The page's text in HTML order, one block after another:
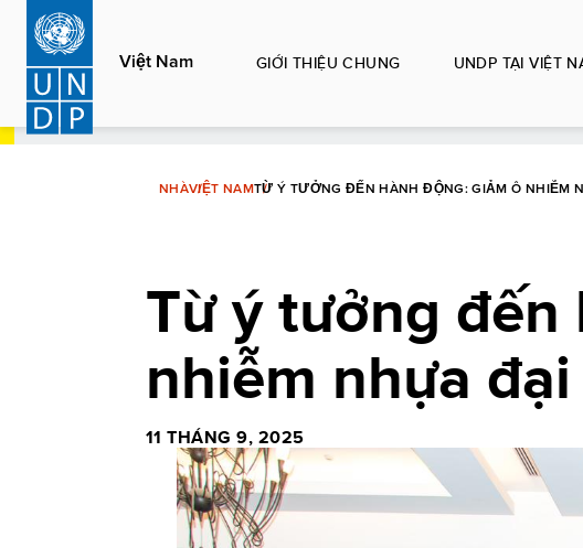
Nhảy
đến
nội
dung
Việt Nam GIỚI THIỆU CHUNG UNDP TẠI VIỆT
NHÀVIỆT NAMTỪ Ý TƯỞNG ĐẾN HÀNH ĐỘNG: GIẢM Ô NHIỄM
Từ ý tưởng
nhiễm nhựa
11 THÁNG 9, 2025